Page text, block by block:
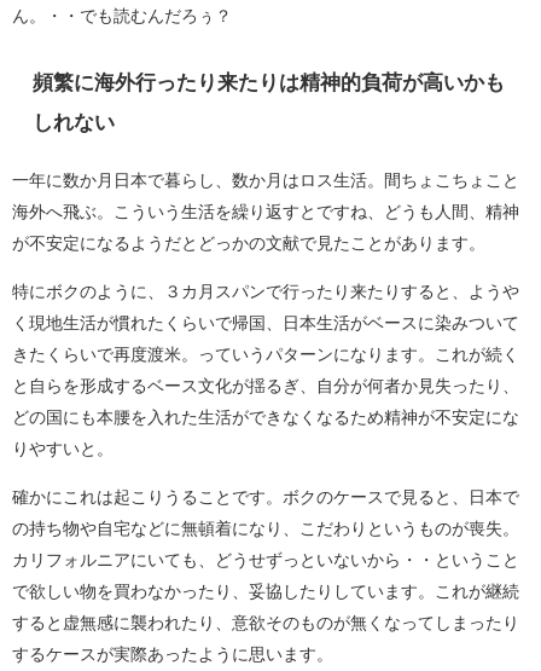
ん。・・でも読むんだろぅ？
頻繁に海外行ったり来たりは精神的負荷が高いかも
しれない
一年に数か月日本で暮らし、数か月はロス生活。間ちょこちょこと
海外へ飛ぶ。こういう生活を繰り返すとですね、どうも人間、精神
が不安定になるようだとどっかの文献で見たことがあります。
特にボクのように、３カ月スパンで行ったり来たりすると、ようや
く現地生活が慣れたくらいで帰国、日本生活がベースに染みついて
きたくらいで再度渡米。っていうパターンになります。これが続く
と自らを形成するベース文化が揺るぎ、自分が何者か見失ったり、
どの国にも本腰を入れた生活ができなくなるため精神が不安定にな
りやすいと。
確かにこれは起こりうることです。ボクのケースで見ると、日本で
の持ち物や自宅などに無頓着になり、こだわりというものが喪失。
カリフォルニアにいても、どうせずっといないから・・ということ
で欲しい物を買わなかったり、妥協したりしています。これが継続
すると虚無感に襲われたり、意欲そのものが無くなってしまったり
するケースが実際あったように思います。